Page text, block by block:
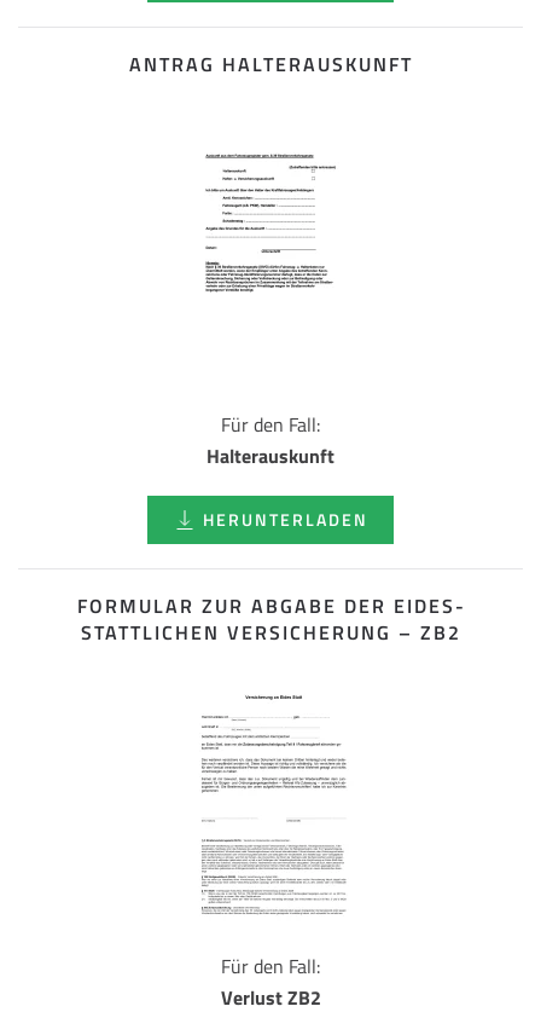
ANTRAG HALTERAUSKUNFT
Für den Fall:
Halterauskunft
HERUNTERLADEN
FORMULAR ZUR ABGABE DER EIDES­
STATTLICHEN VERSICHERUNG – ZB2
Für den Fall:
Verlust ZB2